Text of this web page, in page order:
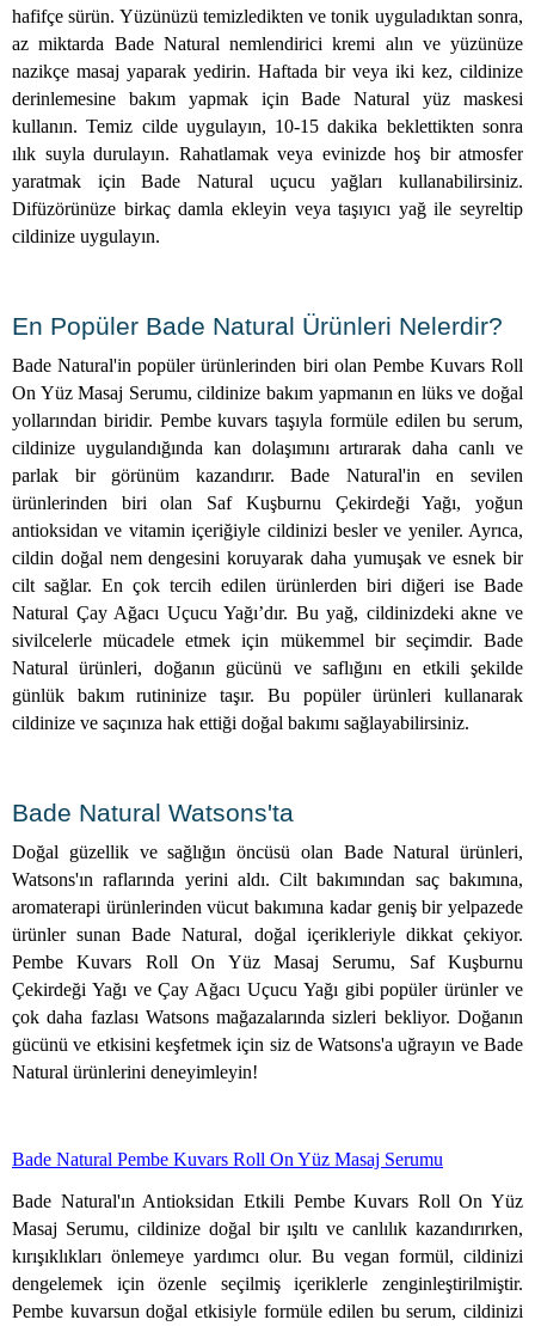
hafifçe sürün. Yüzünüzü temizledikten ve tonik uyguladıktan sonra,
az miktarda Bade Natural nemlendirici kremi alın ve yüzünüze
nazikçe masaj yaparak yedirin. Haftada bir veya iki kez, cildinize
derinlemesine bakım yapmak için Bade Natural yüz maskesi
kullanın. Temiz cilde uygulayın, 10-15 dakika beklettikten sonra
ılık suyla durulayın. Rahatlamak veya evinizde hoş bir atmosfer
yaratmak için Bade Natural uçucu yağları kullanabilirsiniz.
Difüzörünüze birkaç damla ekleyin veya taşıyıcı yağ ile seyreltip
cildinize uygulayın.
En Popüler Bade Natural Ürünleri Nelerdir?
Bade Natural'in popüler ürünlerinden biri olan Pembe Kuvars Roll
On Yüz Masaj Serumu, cildinize bakım yapmanın en lüks ve doğal
yollarından biridir. Pembe kuvars taşıyla formüle edilen bu serum,
cildinize uygulandığında kan dolaşımını artırarak daha canlı ve
parlak bir görünüm kazandırır. Bade Natural'in en sevilen
ürünlerinden biri olan Saf Kuşburnu Çekirdeği Yağı, yoğun
antioksidan ve vitamin içeriğiyle cildinizi besler ve yeniler. Ayrıca,
cildin doğal nem dengesini koruyarak daha yumuşak ve esnek bir
cilt sağlar. En çok tercih edilen ürünlerden biri diğeri ise Bade
Natural Çay Ağacı Uçucu Yağı’dır. Bu yağ, cildinizdeki akne ve
sivilcelerle mücadele etmek için mükemmel bir seçimdir. Bade
Natural ürünleri, doğanın gücünü ve saflığını en etkili şekilde
günlük bakım rutininize taşır. Bu popüler ürünleri kullanarak
cildinize ve saçınıza hak ettiği doğal bakımı sağlayabilirsiniz.
Bade Natural Watsons'ta
Doğal güzellik ve sağlığın öncüsü olan Bade Natural ürünleri,
Watsons'ın raflarında yerini aldı. Cilt bakımından saç bakımına,
aromaterapi ürünlerinden vücut bakımına kadar geniş bir yelpazede
ürünler sunan Bade Natural, doğal içerikleriyle dikkat çekiyor.
Pembe Kuvars Roll On Yüz Masaj Serumu, Saf Kuşburnu
Çekirdeği Yağı ve Çay Ağacı Uçucu Yağı gibi popüler ürünler ve
çok daha fazlası Watsons mağazalarında sizleri bekliyor. Doğanın
gücünü ve etkisini keşfetmek için siz de Watsons'a uğrayın ve Bade
Natural ürünlerini deneyimleyin!
Bade Natural Pembe Kuvars Roll On Yüz Masaj Serumu
Bade Natural'ın Antioksidan Etkili Pembe Kuvars Roll On Yüz
Masaj Serumu, cildinize doğal bir ışıltı ve canlılık kazandırırken,
kırışıklıkları önlemeye yardımcı olur. Bu vegan formül, cildinizi
dengelemek için özenle seçilmiş içeriklerle zenginleştirilmiştir.
Pembe kuvarsun doğal etkisiyle formüle edilen bu serum, cildinizi